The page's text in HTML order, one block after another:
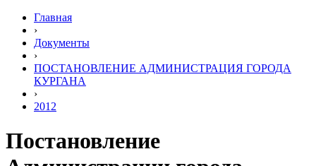
Главная
›
Документы
›
ПОСТАНОВЛЕНИЕ АДМИНИСТРАЦИЯ ГОРОДА
КУРГАНА
›
2012
Постановление